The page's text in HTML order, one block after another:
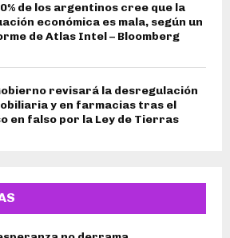
de los argentinos cree que la
económica es mala, según un
de Atlas Intel – Bloomberg
revisará la desregulación
y en farmacias tras el
en falso por la Ley de Tierras